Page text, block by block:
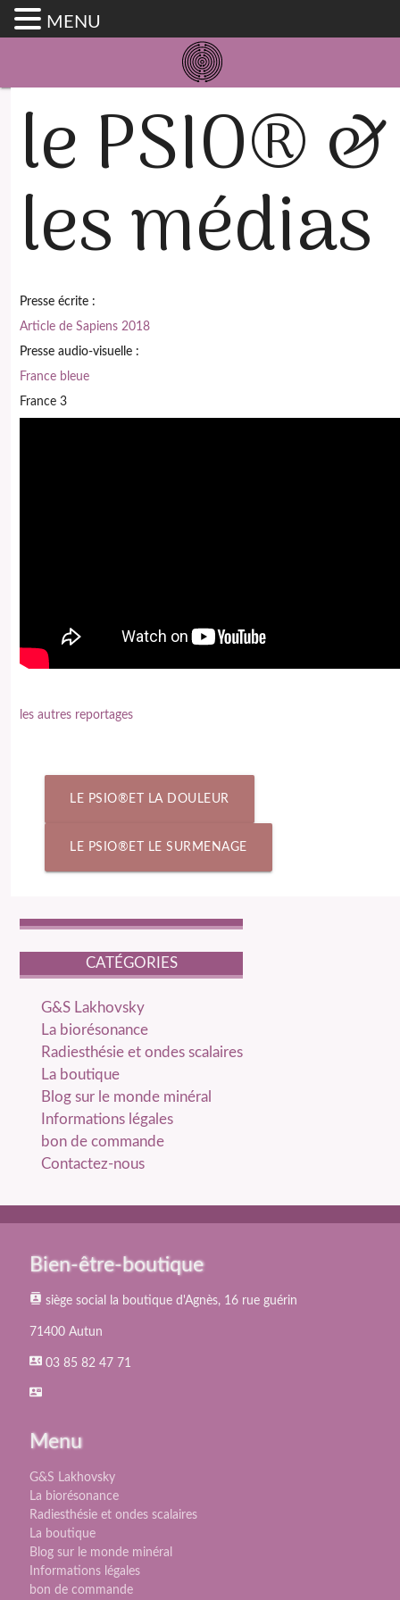
le PSIO® &
les médias
Presse écrite :
Article de Sapiens 2018
Presse audio-visuelle :
France bleue
France 3
les autres reportages
LE PSIO®ET LA DOULEUR
LE PSIO®ET LE SURMENAGE
CATÉGORIES
catégories
G&S Lakhovsky
La biorésonance
Radiesthésie et ondes scalaires
La boutique
Blog sur le monde minéral
Informations légales
bon de commande
Contactez-nous
Bien-être-boutique
contacts siège social la boutique d'Agnès, 16 rue guérin
71400 Autun
contact_phone03 85 82 47 71
contact_mail
Menu
G&S Lakhovsky
La biorésonance
Radiesthésie et ondes scalaires
La boutique
Blog sur le monde minéral
Informations légales
bon de commande
MENU